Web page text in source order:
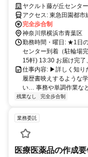
た収入基盤を得られるお
きは仲間に相談できます
ヤクルト藤が丘センター
アクセス: 東急
完全歩合制
神奈川県横浜市青葉区
勤務時間・曜日: ★1日
センター到着（駐輪場
15軒) 13:30 お届け完了
仕事内容: ▶詳しく知り
履歴書映えするような
い… 事務や単調作業な
残業なし 完全歩合制
業務委託
医療医薬品の作成